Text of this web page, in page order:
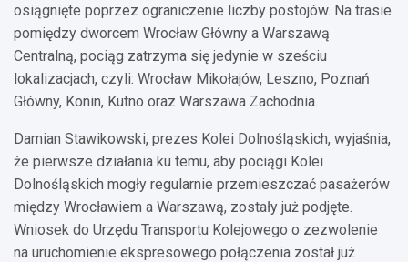
osiągnięte poprzez ograniczenie liczby postojów. Na trasie
pomiędzy dworcem Wrocław Główny a Warszawą
Centralną, pociąg zatrzyma się jedynie w sześciu
lokalizacjach, czyli: Wrocław Mikołajów, Leszno, Poznań
Główny, Konin, Kutno oraz Warszawa Zachodnia.
Damian Stawikowski, prezes Kolei Dolnośląskich, wyjaśnia,
że pierwsze działania ku temu, aby pociągi Kolei
Dolnośląskich mogły regularnie przemieszczać pasażerów
między Wrocławiem a Warszawą, zostały już podjęte.
Wniosek do Urzędu Transportu Kolejowego o zezwolenie
na uruchomienie ekspresowego połączenia został już